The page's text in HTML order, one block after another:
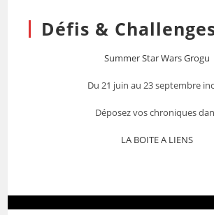
Défis &
Summer Star Wars Grogu
Du 21 juin au 23 septembre
Déposez vos chroniques
LA BOITE A LIENS